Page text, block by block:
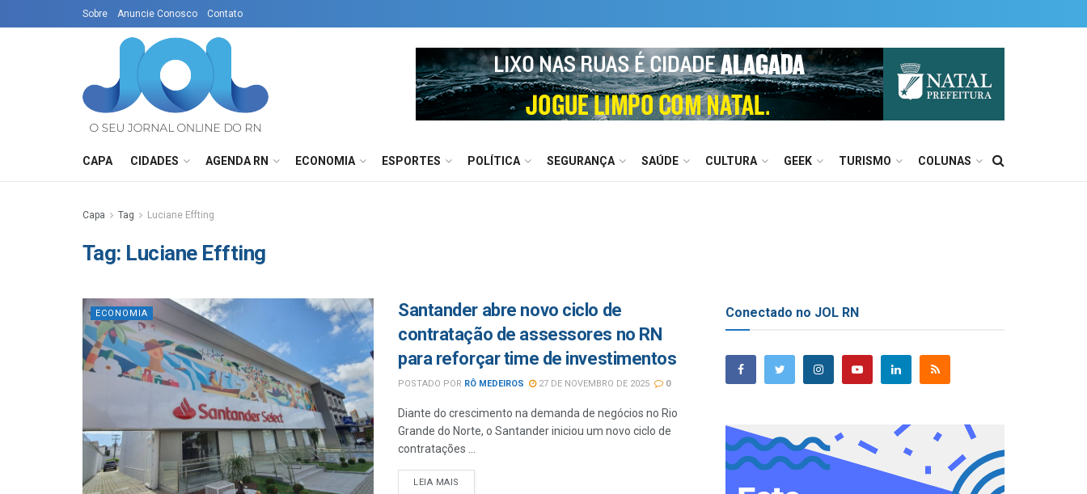
Sobre Anuncie Conosco Contato
CAPA CIDADES AGENDA RN ECONOMIA ESPORTES POLÍTICA SEGURANÇA SAÚDE CULTURA GEEK TURISMO COLUNAS
Capa Tag Luciane Effting
Tag: Luciane Effting
ECONOMIA
Santander abre novo ciclo de
contratação de assessores no RN
para reforçar time de investimentos
POSTADO POR RÔ MEDEIROS 27 DE NOVEMBRO DE 2025 0
Diante do crescimento na demanda de negócios no Rio
Grande do Norte, o Santander iniciou um novo ciclo de
contratações ...
LEIA MAIS
Conectado no JOL RN